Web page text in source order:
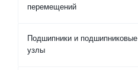
перемещений
Подшипники и подшипниковые
узлы